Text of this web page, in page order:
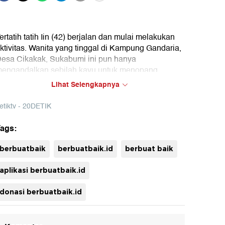
tatih Iin (42) berjalan dan mulai melakukan
Wanita yang tinggal di Kampung Gandaria,
Cikakak, Sukabumi ini pun hanya
sebilah kayu untuk menopang
tubuhnya yang lemah karena stroke.
pakai tongkat setiap hari untuk pergi ke warung.
tidak pakai tongkat, saya takut jatuh,"
kepada tim berbuatbaik.id
Lihat Selengkapnya
- 20DETIK
berbuatbaik berbuatbaik.id berbuat baik
aplikasi berbuatbaik.id
donasi berbuatbaik.id